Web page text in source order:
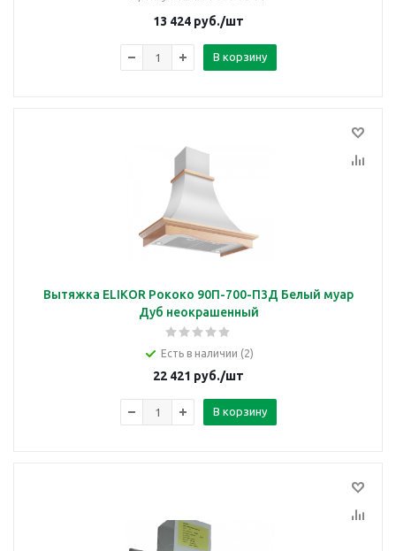
13 424 руб./шт
В корзину
Вытяжка ELIKOR Рококо 90П-700-П3Д Белый муар
Дуб неокрашенный
Есть в наличии (2)
22 421 руб./шт
В корзину